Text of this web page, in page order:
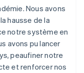
Nous avons
hausse de la
notre système en
avons pu lancer
peaufiner notre
et renforcer nos